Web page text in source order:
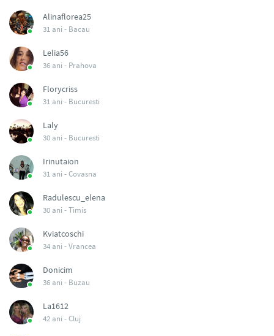
Alinaflorea25
31 ani - Bacau
Lelia56
36 ani - Prahova
Florycriss
31 ani - Bucuresti
Laly
30 ani - Bucuresti
Irinutaion
31 ani -Covasna
Radulescu_elena
30 ani -Timis
Kviatcoschi
34 ani -Vrancea
Donicim
36 ani - Buzau
La1612
42 ani -Cluj